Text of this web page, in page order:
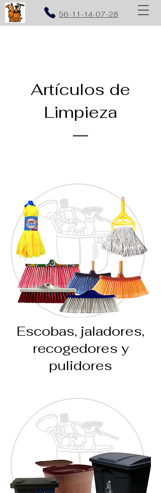
56-11-14-07-28
Artículos de
Limpieza
Escobas, jaladores,
recogedores y
pulidores